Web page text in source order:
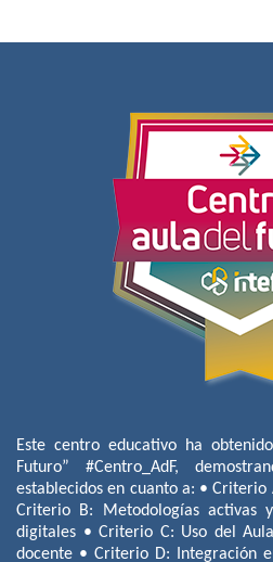
Este centro educativo ha
Futuro” #Centro_AdF,
establecidos en cuanto a: • Criterio
Criterio B: Metodologías activas
digitales • Criterio C: Uso del
docente • Criterio D: Integración